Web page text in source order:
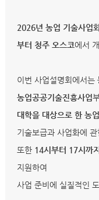
2026년 농업 기술사업
부터 청주 오스코에서
이번 사업설명회에서는
농업공공기술진흥사업
대학을 대상으로 한 농
기술보급과 사업화에
또한 14시부터 17시까
지원하여
사업 준비에 실질적인